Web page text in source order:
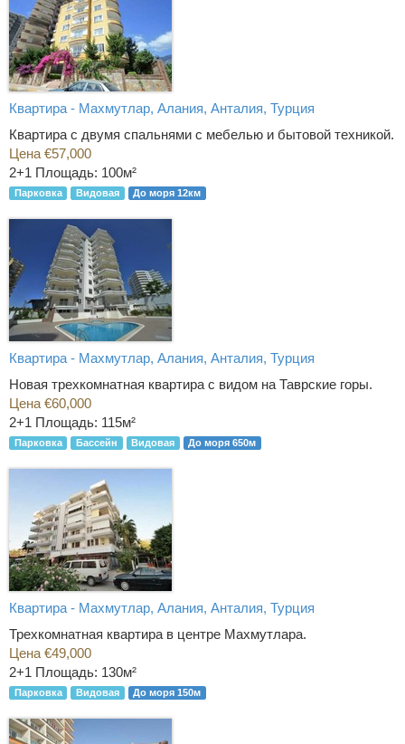
Квартира - Махмутлар, Алания, Анталия, Турция
Квартира с двумя спальнями с мебелью и бытовой техникой.
Цена €57,000
2+1 Площадь: 100м²
Парковка Видовая До моря 12км
Квартира - Махмутлар, Алания, Анталия, Турция
Новая трехкомнатная квартира с видом на Таврские горы.
Цена €60,000
2+1 Площадь: 115м²
Парковка Бассейн Видовая До моря 650м
Квартира - Махмутлар, Алания, Анталия, Турция
Трехкомнатная квартира в центре Махмутлара.
Цена €49,000
2+1 Площадь: 130м²
Парковка Видовая До моря 150м